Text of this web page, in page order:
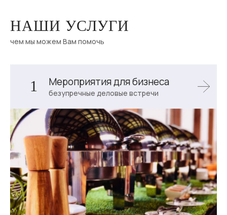
НАШИ УСЛУГИ
чем мы можем Вам помочь
1 Мероприятия для бизнеса
безупречные деловые встречи